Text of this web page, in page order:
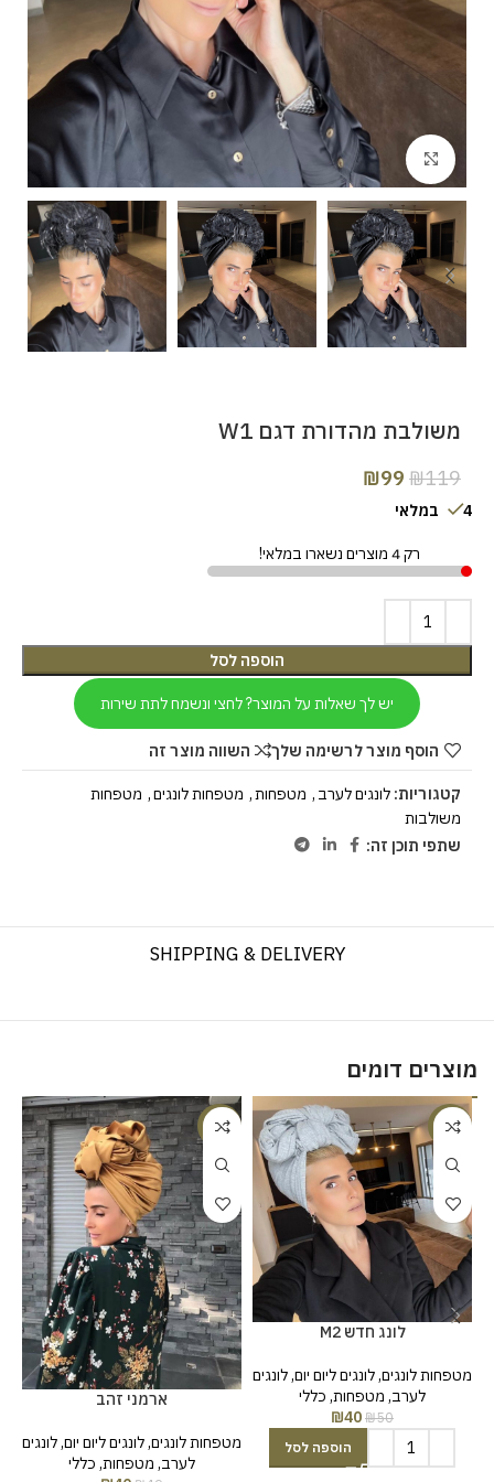
Click to enlarge
משולבת מהדורת דגם W1
₪119
₪99
4 במלאי
רק 4 מוצרים נשארו במלאי!
הוספה לסל
יש לך שאלות על המוצר? לחצי ונשמח לתת שירות
הוסף מוצר לרשימה שלך השווה מוצר זה
קטגוריות: לונגים לערב , מטפחות, מטפחות לונגים, מטפחות
משולבות
שתפי תוכן זה:
SHIPPING & DELIVERY
מוצרים דומים
-20%
לונג חדש M2
מטפחות לונגים,לונגים ליום יום,לונגים
לערב, מטפחות, כללי
₪50
₪40
הוספה לסל
-18%
ארמני זהב
מטפחות לונגים,לונגים ליום יום,לונגים
לערב, מטפחות, כללי